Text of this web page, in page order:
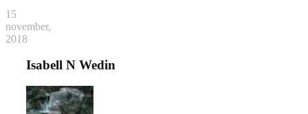
15
november,
2018
Isabell N Wedin